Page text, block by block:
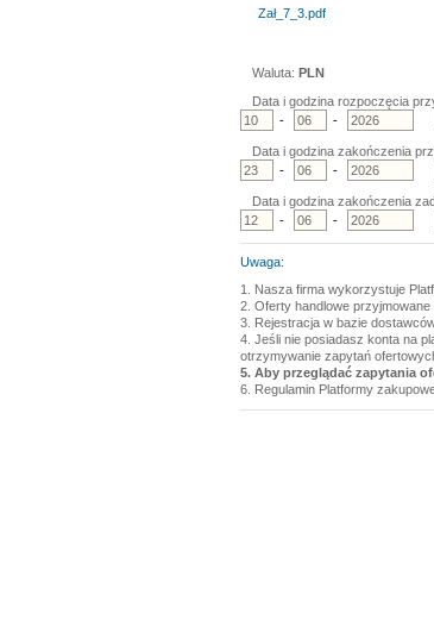
Zał_7_3.pdf
Waluta: PLN
Data i godzina rozpoczęcia
-
-
Data i godzina zakończenia
-
-
Data i godzina zakończenia
-
-
Uwaga:
1. Nasza firma wykorzystuje
2. Oferty handlowe
3. Rejestracja w bazie
4. Jeśli nie posiadasz konta na
otrzymywanie zapytań
5. Aby przeglądać zapytania
6. Regulamin Platformy